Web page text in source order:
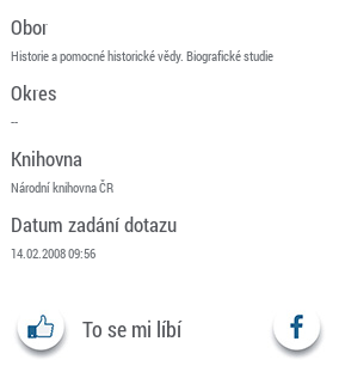
Obor
Historie a pomocné historické vědy. Biografické studie
Okres
--
Knihovna
Národní knihovna ČR
Datum zadání dotazu
14.02.2008 09:56
To se mi líbí